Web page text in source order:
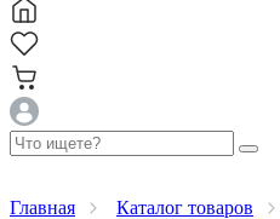
Главная Каталог товаров